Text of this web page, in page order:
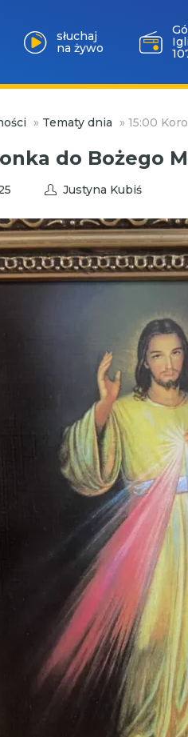
słuchaj
na żywo
» Tematy dnia » 15:00
do Bożego
Justyna Kubiś